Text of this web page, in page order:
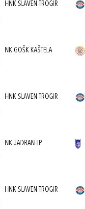
HNK SLAVEN TROGIR
NK GOŠK KAŠTELA
HNK SLAVEN TROGIR
NK JADRAN-LP
HNK SLAVEN TROGIR